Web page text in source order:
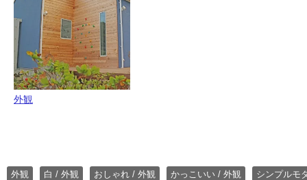
外観
外観 白 / 外観 おしゃれ / 外観 かっこいい / 外観 シンプルモ